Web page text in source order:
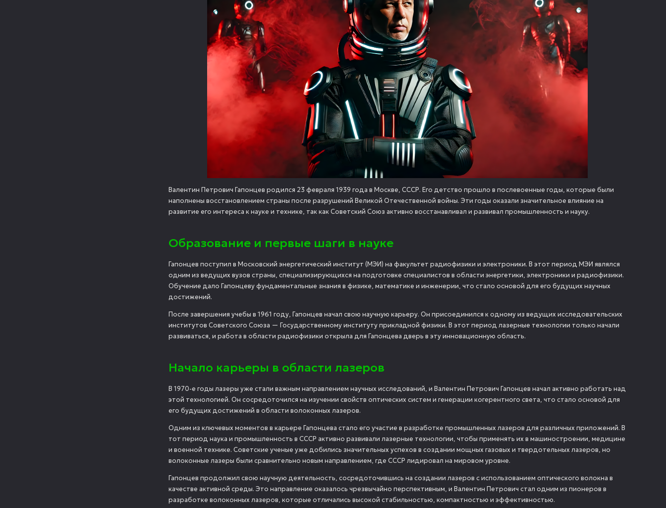
Валентин Петрович Гапонцев родился 23 февраля 1939 года в Москве, СССР. Его детство прошло в послевоенные годы, которые были
наполнены восстановлением страны после разрушений Великой Отечественной войны. Эти годы оказали значительное влияние на
развитие его интереса к науке и технике, так как Советский Союз активно восстанавливал и развивал промышленность и науку.
Образование и первые шаги в науке
Гапонцев поступил в Московский энергетический институт (МЭИ) на факультет радиофизики и электроники. В этот период МЭИ являлся
одним из ведущих вузов страны, специализирующихся на подготовке специалистов в области энергетики, электроники и радиофизики.
Обучение дало Гапонцеву фундаментальные знания в физике, математике и инженерии, что стало основой для его будущих научных
достижений.
После завершения учебы в 1961 году, Гапонцев начал свою научную карьеру. Он присоединился к одному из ведущих исследовательских
институтов Советского Союза — Государственному институту прикладной физики. В этот период лазерные технологии только начали
развиваться, и работа в области радиофизики открыла для Гапонцева дверь в эту инновационную область.
Начало карьеры в области лазеров
В 1970-е годы лазеры уже стали важным направлением научных исследований, и Валентин Петрович Гапонцев начал активно работать над
этой технологией. Он сосредоточился на изучении свойств оптических систем и генерации когерентного света, что стало основой для
его будущих достижений в области волоконных лазеров.
Одним из ключевых моментов в карьере Гапонцева стало его участие в разработке промышленных лазеров для различных приложений. В
тот период наука и промышленность в СССР активно развивали лазерные технологии, чтобы применять их в машиностроении, медицине
и военной технике. Советские ученые уже добились значительных успехов в создании мощных газовых и твердотельных лазеров, но
волоконные лазеры были сравнительно новым направлением, где СССР лидировал на мировом уровне.
Гапонцев продолжил свою научную деятельность, сосредоточившись на создании лазеров с использованием оптического волокна в
качестве активной среды. Это направление оказалось чрезвычайно перспективным, и Валентин Петрович стал одним из пионеров в
разработке волоконных лазеров, которые отличались высокой стабильностью, компактностью и эффективностью.